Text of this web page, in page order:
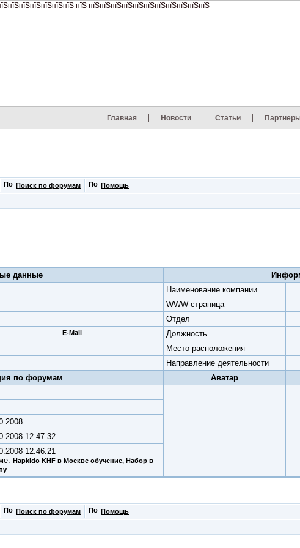
Главная Новости Статьи
Поиск по форумам Помощь
данные
Наименование компании
WWW-страница
Отдел
E-Mail
Должность
Место расположения
Направление деятельности
по форумам
Аватар
12:47:32
12:46:21
Hapkido KHF в Москве обучение, Набор в
Поиск по форумам Помощь